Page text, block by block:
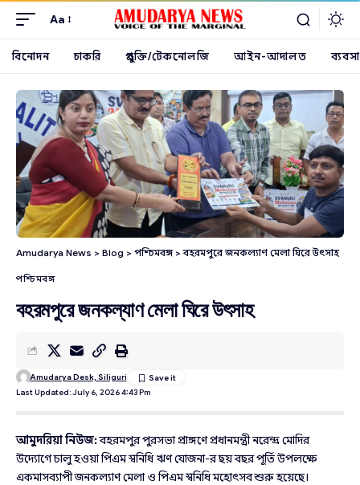
Aa
বিনোদন চাকরি প্রযুক্তি/টেকনোলজি আইন-আদালত ব্যবসা
Amudarya News > Blog > পশ্চিমবঙ্গ>বহরমপুরে জনকল্যাণ মেলা ঘিরে উৎসাহ
পশ্চিমবঙ্গ
বহরমপুরে জনকল্যাণ মেলা ঘিরে উৎসাহ
Last Updated: July 6, 2026 4:43 Pm
Amudarya Desk, Siliguri
আমুদরিয়া নিউজ:বহরমপুর পুরসভা প্রাঙ্গণে প্রধানমন্ত্রী নরেন্দ্র মোদির
উদ্যোগে চালু হওয়া পিএম স্বনিধি ঋণ যোজনা-র ছয় বছর পূর্তি উপলক্ষে
একমাসব্যাপী জনকল্যাণ মেলা ও পিএম স্বনিধি মহোৎসব শুরু হয়েছে।